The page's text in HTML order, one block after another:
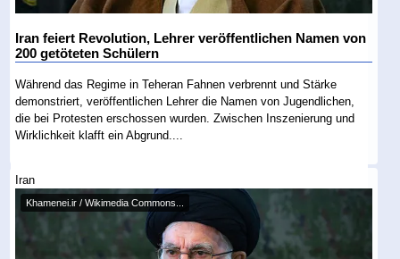
Iran feiert Revolution, Lehrer veröffentlichen Namen von
200 getöteten Schülern
Während das Regime in Teheran Fahnen verbrennt und Stärke
demonstriert, veröffentlichen Lehrer die Namen von Jugendlichen,
die bei Protesten erschossen wurden. Zwischen Inszenierung und
Wirklichkeit klafft ein Abgrund....
Iran
Khamenei.ir / Wikimedia Commons...